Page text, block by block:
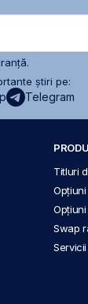
știri pe:
Telegram
Titluri
Swap